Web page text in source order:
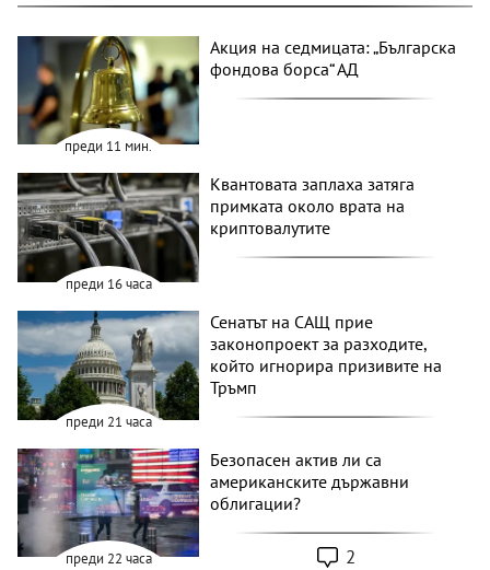
преди 11 мин.
Акция на седмицата: „Българска
фондова борса“ АД
преди 16 часа
Квантовата заплаха затяга
примката около врата на
криптовалутите
преди 21 часа
Сенатът на САЩ прие
законопроект за разходите,
който игнорира призивите на
Тръмп
преди 22 часа
Безопасен актив ли са
американските държавни
облигации?
2